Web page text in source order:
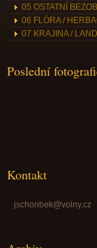
05 OSTATNÍ
06 FLÓRA /
07 KRAJINA /
Poslední
Kontakt
jschonbek@volny.cz